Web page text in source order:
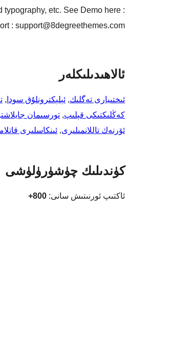
etc. See Demo here :
: support@8degreethemes.com
ئالاھىدىلىكلەر
ئىختىيارى تەگلىك, ئېلېكترونلۇق سودا ,
كەڭلىكتىكى قېلىپ, تورسىمان
ئۆرنەك تاللانمىلىرى, ئىنكاسلىرى
كۈندىلىك چۈشۈرۈلۈشى
ئاكتىپ ئورنىتىش سانى: 800+